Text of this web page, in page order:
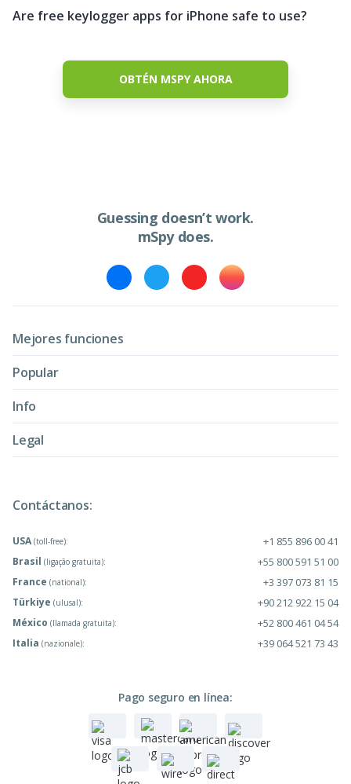
Are free keylogger apps for iPhone safe to use?
OBTÉN MSPY AHORA
Guessing doesn’t work.
mSpy does.
Mejores funciones
Popular
Info
Legal
Contáctanos:
USA (toll-free): +1 855 896 00 41
Brasil (ligação gratuita): +55 800 591 51 00
France (national): +3 397 073 81 15
Türkiye (ulusal): +90 212 922 15 04
México (llamada gratuita): +52 800 461 04 54
Italia (nazionale): +39 064 521 73 43
Pago seguro en línea: